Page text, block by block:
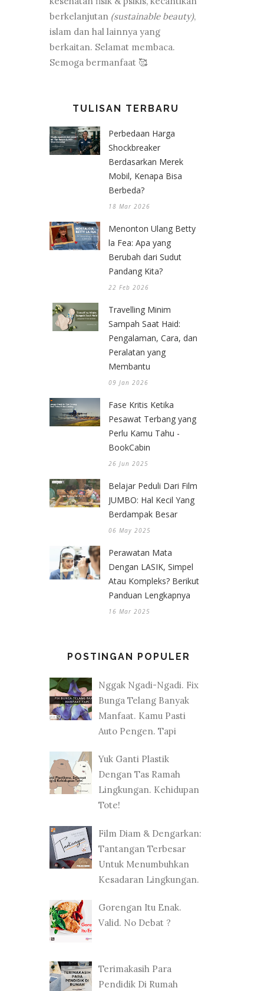
berkelanjutan (sustainable beauty),
islam dan hal lainnya yang
berkaitan. Selamat membaca.
Semoga bermanfaat 🥰
TULISAN TERBARU
Perbedaan Harga
Shockbreaker
Berdasarkan Merek
Mobil, Kenapa Bisa
Berbeda?
18 Mar 2026
Menonton Ulang Betty
la Fea: Apa yang
Berubah dari Sudut
Pandang Kita?
22 Feb 2026
Travelling Minim
Sampah Saat Haid:
Pengalaman, Cara, dan
Peralatan yang
Membantu
09 Jan 2026
Fase Kritis Ketika
Pesawat Terbang yang
Perlu Kamu Tahu -
BookCabin
26 Jun 2025
Belajar Peduli Dari Film
JUMBO: Hal Kecil Yang
Berdampak Besar
06 May 2025
Perawatan Mata
Dengan LASIK, Simpel
Atau Kompleks? Berikut
Panduan Lengkapnya
16 Mar 2025
POSTINGAN POPULER
Nggak Ngadi-Ngadi. Fix
Bunga Telang Banyak
Manfaat. Kamu Pasti
Auto Pengen. Tapi
Yuk Ganti Plastik
Dengan Tas Ramah
Lingkungan. Kehidupan
Tote!
Film Diam & Dengarkan:
Tantangan Terbesar
Untuk Menumbuhkan
Kesadaran Lingkungan.
Gorengan Itu Enak.
Valid. No Debat ?
Terimakasih Para
Pendidik Di Rumah